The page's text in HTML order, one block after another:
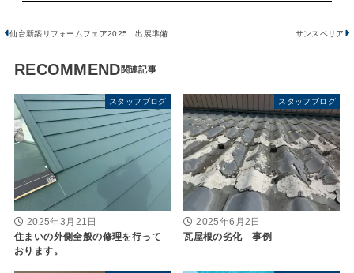
仙台新築リフォームフェア2025 出展準備 サンスベリア
RECOMMEND
スタッフブログ
2025年3月21日
住まいの外側全般の修理を行って
おります。
スタッフブログ
2025年6月2日
瓦屋根の劣化 事例